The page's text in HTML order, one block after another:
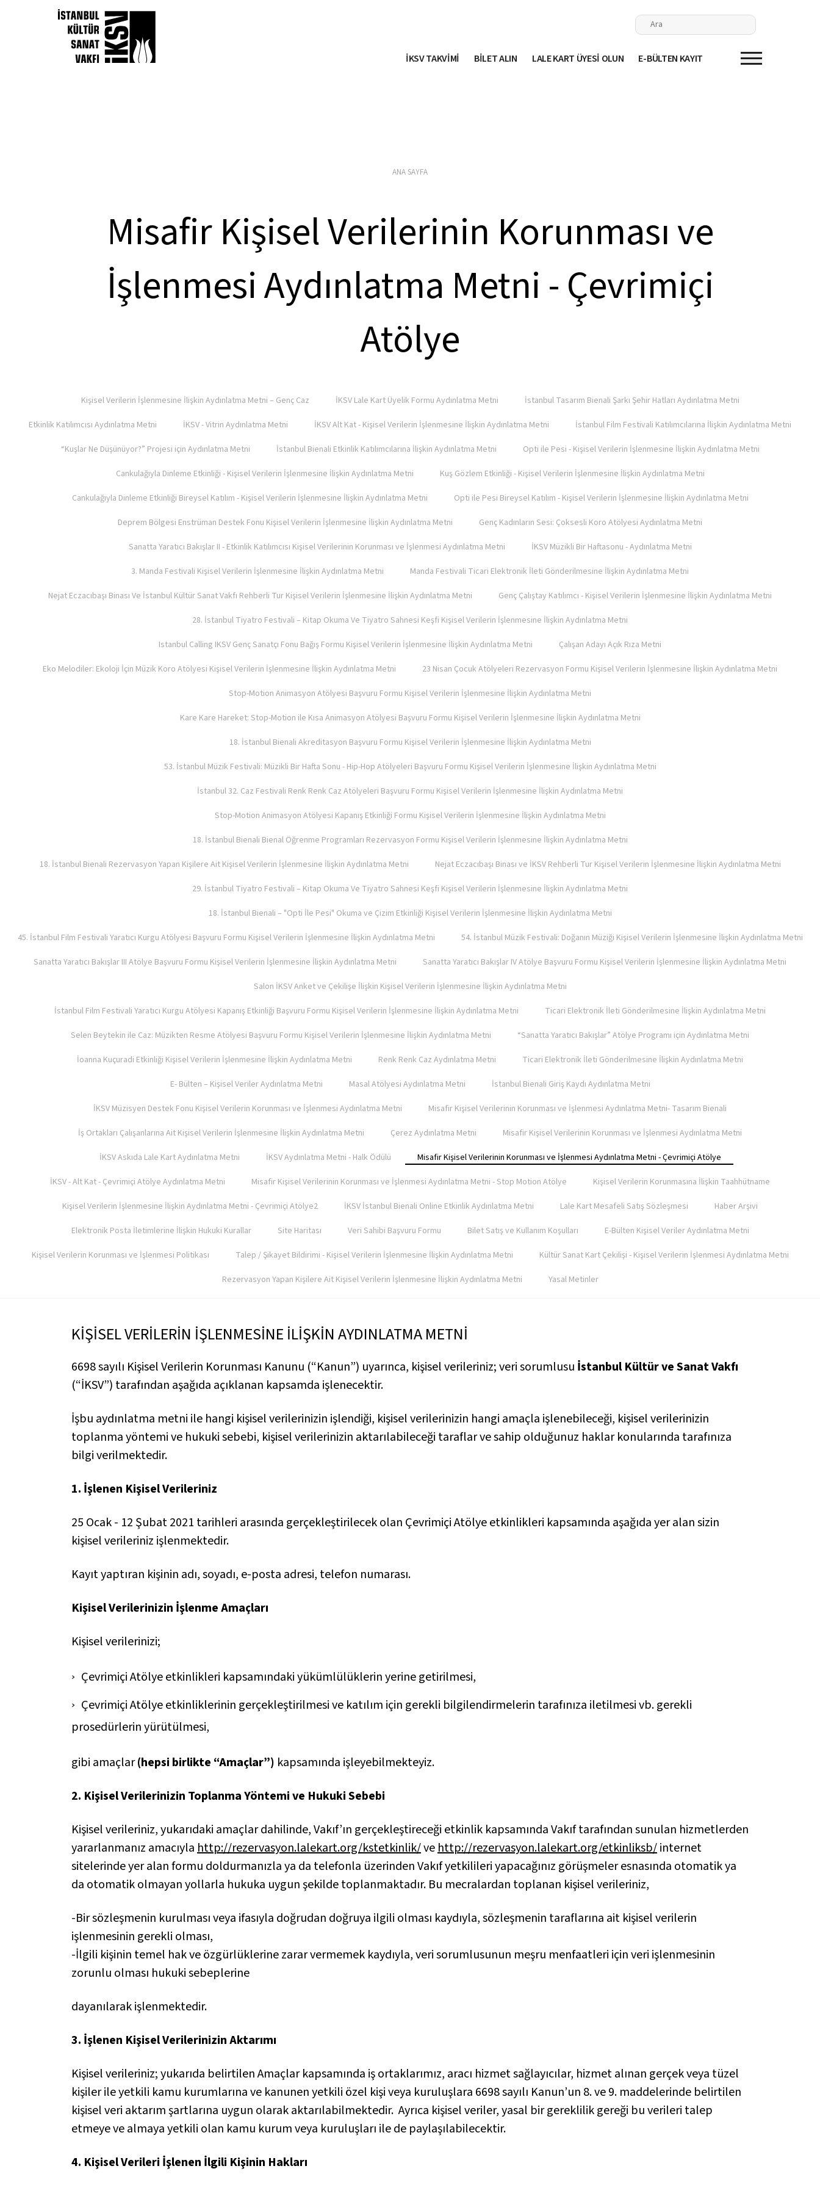
İKSV TAKVİMİ BİLET ALIN LALE KART ÜYESİ OLUN E-BÜLTEN KAYIT
ANA SAYFA
Misafir Kişisel Verilerinin Korunması ve
İşlenmesi Aydınlatma Metni - Çevrimiçi
Atölye
Kişisel Verilerin İşlenmesine İlişkin Aydınlatma Metni – Genç Caz İKSV Lale Kart Üyelik Formu Aydınlatma Metni
İstanbul Tasarım Bienali Şarkı Şehir Hatları Aydınlatma Metni
Etkinlik Katılımcısı Aydınlatma Metni
İKSV - Vitrin Aydınlatma Metni İKSV Alt Kat - Kişisel Verilerin İşlenmesine İlişkin Aydınlatma Metni
İstanbul Film Festivali Katılımcılarına İlişkin Aydınlatma Metni
“Kuşlar Ne Düşünüyor?” Projesi için Aydınlatma Metni
İstanbul Bienali Etkinlik Katılımcılarına İlişkin Aydınlatma Metni
Opti ile Pesi - Kişisel Verilerin İşlenmesine İlişkin Aydınlatma Metni
Cankulağıyla Dinleme Etkinliği - Kişisel Verilerin İşlenmesine İlişkin Aydınlatma Metni
Kuş Gözlem Etkinliği - Kişisel Verilerin İşlenmesine İlişkin Aydınlatma Metni
Cankulağıyla Dinleme Etkinliği Bireysel Katılım - Kişisel Verilerin İşlenmesine İlişkin Aydınlatma Metni
Opti ile Pesi Bireysel Katılım - Kişisel Verilerin İşlenmesine İlişkin Aydınlatma Metni
Deprem Bölgesi Enstrüman Destek Fonu Kişisel Verilerin İşlenmesine İlişkin Aydınlatma Metni
Genç Kadınların Sesi: Çoksesli Koro Atölyesi Aydınlatma Metni
Sanatta Yaratıcı Bakışlar II - Etkinlik Katılımcısı Kişisel Verilerinin Korunması ve İşlenmesi Aydınlatma Metni
İKSV Müzikli Bir Haftasonu - Aydınlatma Metni
3. Manda Festivali Kişisel Verilerin İşlenmesine İlişkin Aydınlatma Metni
Manda Festivali Ticari Elektronik İleti Gönderilmesine İlişkin Aydınlatma Metni
Nejat Eczacıbaşı Binası Ve İstanbul Kültür Sanat Vakfı Rehberli Tur Kişisel Verilerin İşlenmesine İlişkin Aydınlatma Metni
Genç Çalıştay Katılımcı - Kişisel Verilerin İşlenmesine İlişkin Aydınlatma Metni
28. İstanbul Tiyatro Festivali – Kitap Okuma Ve Tiyatro Sahnesi Keşfi Kişisel Verilerin İşlenmesine İlişkin Aydınlatma Metni
Istanbul Calling IKSV Genç Sanatçı Fonu Bağış Formu Kişisel Verilerin İşlenmesine İlişkin Aydınlatma Metni
Çalışan Adayı Açık Rıza Metni
Eko Melodiler: Ekoloji İçin Müzik Koro Atölyesi Kişisel Verilerin İşlenmesine İlişkin Aydınlatma Metni
23 Nisan Çocuk Atölyeleri Rezervasyon Formu Kişisel Verilerin İşlenmesine İlişkin Aydınlatma Metni
Stop-Motion Animasyon Atölyesi Başvuru Formu Kişisel Verilerin İşlenmesine İlişkin Aydınlatma Metni
Kare Kare Hareket: Stop-Motion ile Kısa Animasyon Atölyesi Başvuru Formu Kişisel Verilerin İşlenmesine İlişkin Aydınlatma Metni
18. İstanbul Bienali Akreditasyon Başvuru Formu Kişisel Verilerin İşlenmesine İlişkin Aydınlatma Metni
53. İstanbul Müzik Festivali: Müzikli Bir Hafta Sonu - Hip-Hop Atölyeleri Başvuru Formu Kişisel Verilerin İşlenmesine İlişkin Aydınlatma Metni
İstanbul 32. Caz Festivali Renk Renk Caz Atölyeleri Başvuru Formu Kişisel Verilerin İşlenmesine İlişkin Aydınlatma Metni
Stop-Motion Animasyon Atölyesi Kapanış Etkinliği Formu Kişisel Verilerin İşlenmesine İlişkin Aydınlatma Metni
18. İstanbul Bienali Bienal Öğrenme Programları Rezervasyon Formu Kişisel Verilerin İşlenmesine İlişkin Aydınlatma Metni
18. İstanbul Bienali Rezervasyon Yapan Kişilere Ait Kişisel Verilerin İşlenmesine İlişkin Aydınlatma Metni
Nejat Eczacıbaşı Binası ve İKSV Rehberli Tur Kişisel Verilerin İşlenmesine İlişkin Aydınlatma Metni
29. İstanbul Tiyatro Festivali – Kitap Okuma Ve Tiyatro Sahnesi Keşfi Kişisel Verilerin İşlenmesine İlişkin Aydınlatma Metni
18. İstanbul Bienali – "Opti İle Pesi" Okuma ve Çizim Etkinliği Kişisel Verilerin İşlenmesine İlişkin Aydınlatma Metni
45. İstanbul Film Festivali Yaratıcı Kurgu Atölyesi Başvuru Formu Kişisel Verilerin İşlenmesine İlişkin Aydınlatma Metni
54. İstanbul Müzik Festivali: Doğanın Müziği Kişisel Verilerin İşlenmesine İlişkin Aydınlatma Metni
Sanatta Yaratıcı Bakışlar III Atölye Başvuru Formu Kişisel Verilerin İşlenmesine İlişkin Aydınlatma Metni
Sanatta Yaratıcı Bakışlar IV Atölye Başvuru Formu Kişisel Verilerin İşlenmesine İlişkin Aydınlatma Metni
Salon İKSV Anket ve Çekilişe İlişkin Kişisel Verilerin İşlenmesine İlişkin Aydınlatma Metni
İstanbul Film Festivali Yaratıcı Kurgu Atölyesi Kapanış Etkinliği Başvuru Formu Kişisel Verilerin İşlenmesine İlişkin Aydınlatma Metni
Ticari Elektronik İleti Gönderilmesine İlişkin Aydınlatma Metni
Selen Beytekin ile Caz: Müzikten Resme Atölyesi Başvuru Formu Kişisel Verilerin İşlenmesine İlişkin Aydınlatma Metni
“Sanatta Yaratıcı Bakışlar” Atölye Programı için Aydınlatma Metni
İoanna Kuçuradi Etkinliği Kişisel Verilerin İşlenmesine İlişkin Aydınlatma Metni
Renk Renk Caz Aydınlatma Metni
Ticari Elektronik İleti Gönderilmesine İlişkin Aydınlatma Metni
E- Bülten – Kişisel Veriler Aydınlatma Metni
Masal Atölyesi Aydınlatma Metni
İstanbul Bienali Giriş Kaydı Aydınlatma Metni
İKSV Müzisyen Destek Fonu Kişisel Verilerin Korunması ve İşlenmesi Aydınlatma Metni
Misafir Kişisel Verilerinin Korunması ve İşlenmesi Aydınlatma Metni- Tasarım Bienali
İş Ortakları Çalışanlarına Ait Kişisel Verilerin İşlenmesine İlişkin Aydınlatma Metni
Çerez Aydınlatma Metni
Misafir Kişisel Verilerinin Korunması ve İşlenmesi Aydınlatma Metni
İKSV Askıda Lale Kart Aydınlatma Metni
İKSV Aydınlatma Metni - Halk Ödülü
Misafir Kişisel Verilerinin Korunması ve İşlenmesi Aydınlatma Metni - Çevrimiçi Atölye
İKSV - Alt Kat - Çevrimiçi Atölye Aydınlatma Metni
Misafir Kişisel Verilerinin Korunması ve İşlenmesi Aydınlatma Metni - Stop Motion Atölye
Kişisel Verilerin Korunmasına İlişkin Taahhütname
Kişisel Verilerin İşlenmesine İlişkin Aydınlatma Metni - Çevrimiçi Atölye2
İKSV İstanbul Bienali Online Etkinlik Aydınlatma Metni Lale Kart Mesafeli Satış Sözleşmesi
Haber Arşivi
Elektronik Posta İletimlerine İlişkin Hukuki Kurallar
Site Haritası Veri Sahibi Başvuru Formu Bilet Satış ve Kullanım Koşulları​
E-Bülten Kişisel Veriler Aydınlatma Metni
Kişisel Verilerin Korunması ve İşlenmesi Politikası
Talep / Şikayet Bildirimi - Kişisel Verilerin İşlenmesine İlişkin Aydınlatma Metni
Kültür Sanat Kart Çekilişi - Kişisel Verilerin İşlenmesi Aydınlatma Metni
Rezervasyon Yapan Kişilere Ait Kişisel Verilerin İşlenmesine İlişkin Aydınlatma Metni
Yasal Metinler
KİŞİSEL VERİLERİN İŞLENMESİNE İLİŞKİN AYDINLATMA METNİ
6698 sayılı Kişisel Verilerin Korunması Kanunu (“Kanun”) uyarınca, kişisel verileriniz; veri sorumlusu İstanbul Kültür ve Sanat Vakfı
(“İKSV”) tarafından aşağıda açıklanan kapsamda işlenecektir.
İşbu aydınlatma metni ile hangi kişisel verilerinizin işlendiği, kişisel verilerinizin hangi amaçla işlenebileceği, kişisel verilerinizin
toplanma yöntemi ve hukuki sebebi, kişisel verilerinizin aktarılabileceği taraflar ve sahip olduğunuz haklar konularında tarafınıza
bilgi verilmektedir.
1. İşlenen Kişisel Verileriniz
25 Ocak - 12 Şubat 2021 tarihleri arasında gerçekleştirilecek olan Çevrimiçi Atölye etkinlikleri kapsamında aşağıda yer alan sizin
kişisel verileriniz işlenmektedir.
Kayıt yaptıran kişinin adı, soyadı, e-posta adresi, telefon numarası.
Kişisel Verilerinizin İşlenme Amaçları
Kişisel verilerinizi;
Çevrimiçi Atölye etkinlikleri kapsamındaki yükümlülüklerin yerine getirilmesi,
Çevrimiçi Atölye etkinliklerinin gerçekleştirilmesi ve katılım için gerekli bilgilendirmelerin tarafınıza iletilmesi vb. gerekli
prosedürlerin yürütülmesi,
gibi amaçlar(hepsi birlikte “Amaçlar”) kapsamında işleyebilmekteyiz.
2. Kişisel Verilerinizin Toplanma Yöntemi ve Hukuki Sebebi
Kişisel verileriniz, yukarıdaki amaçlar dahilinde, Vakıf’ın gerçekleştireceği etkinlik kapsamında Vakıf tarafından sunulan hizmetlerden
yararlanmanız amacıylahttp://rezervasyon.lalekart.org/kstetkinlik/vehttp://rezervasyon.lalekart.org/etkinliksb/internet
sitelerinde yer alan formu doldurmanızla ya da telefonla üzerinden Vakıf yetkilileri yapacağınız görüşmeler esnasında otomatik ya
da otomatik olmayan yollarla hukuka uygun şekilde toplanmaktadır. Bu mecralardan toplanan kişisel verileriniz,
-Bir sözleşmenin kurulması veya ifasıyla doğrudan doğruya ilgili olması kaydıyla, sözleşmenin taraflarına ait kişisel verilerin
işlenmesinin gerekli olması,
-İlgili kişinin temel hak ve özgürlüklerine zarar vermemek kaydıyla, veri sorumlusunun meşru menfaatleri için veri işlenmesinin
zorunlu olması hukuki sebeplerine
dayanılarak işlenmektedir.
3. İşlenen Kişisel Verilerinizin Aktarımı
Kişisel verileriniz; yukarıda belirtilen Amaçlar kapsamında iş ortaklarımız, aracı hizmet sağlayıcılar, hizmet alınan gerçek veya tüzel
kişiler ile yetkili kamu kurumlarına ve kanunen yetkili özel kişi veya kuruluşlara 6698 sayılı Kanun’un 8. ve 9. maddelerinde belirtilen
kişisel veri aktarım şartlarına uygun olarak aktarılabilmektedir. Ayrıca kişisel veriler, yasal bir gereklilik gereği bu verileri talep
etmeye ve almaya yetkili olan kamu kurum veya kuruluşları ile de paylaşılabilecektir.
4. Kişisel Verileri İşlenen İlgili Kişinin Hakları